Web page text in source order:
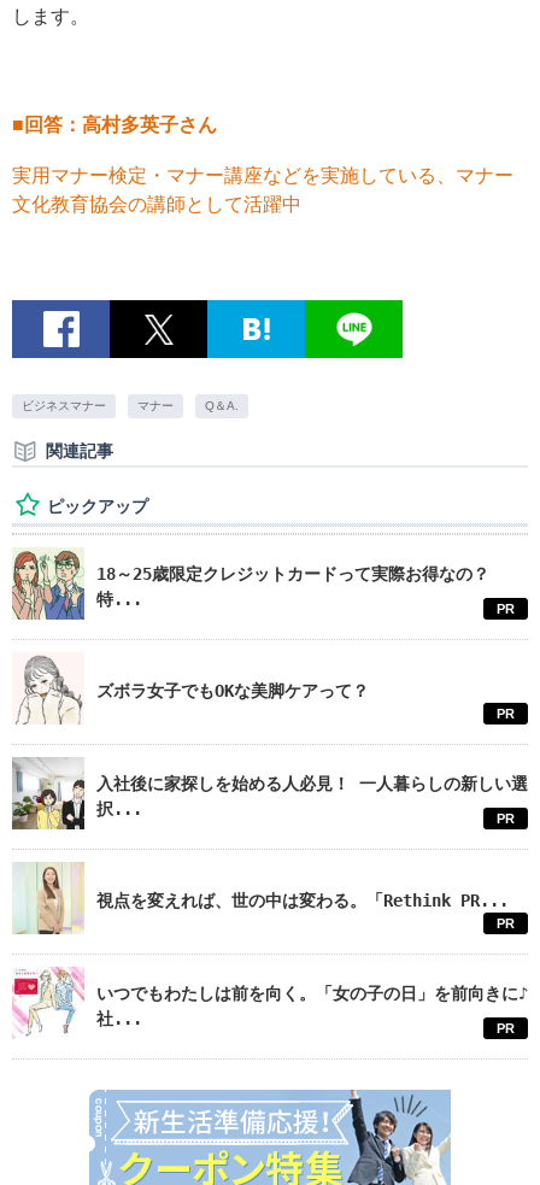
します。
■回答：高村多英子さん
実用マナー検定・マナー講座などを実施している、マナー
文化教育協会の講師として活躍中
ビジネスマナー マナー Q＆A.
関連記事
ピックアップ
18～25歳限定クレジットカードって実際お得なの？
特...
PR
ズボラ女子でもOKな美脚ケアって？
PR
入社後に家探しを始める人必見！ 一人暮らしの新しい選
択...
PR
視点を変えれば、世の中は変わる。「Rethink PR...
PR
いつでもわたしは前を向く。「女の子の日」を前向きに♪
社...
PR